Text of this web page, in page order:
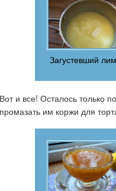
Загустевший
Вот и все! Осталось только
промазать им коржи для